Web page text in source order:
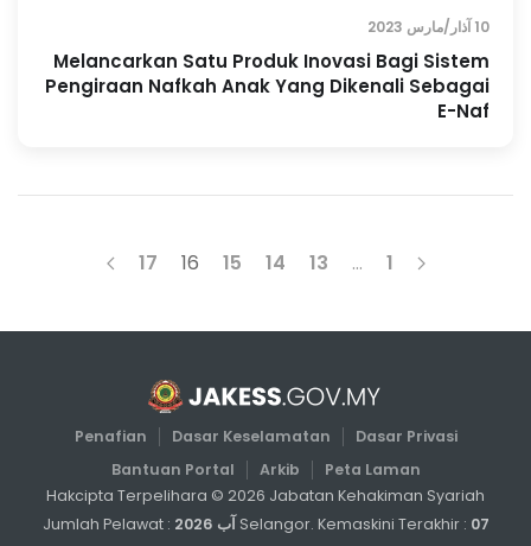
10 آذار/مارس 2023
Melancarkan Satu Produk Inovasi Bagi Sistem
Pengiraan Nafkah Anak Yang Dikenali Sebagai
E-Naf
1
…
13
14
15
16
17
Dasar Privasi
Dasar Keselamatan
Penafian
Peta Laman
Arkib
Bantuan Portal
Hakcipta Terpelihara © 2026 Jabatan Kehakiman Syariah
Selangor. Kemaskini Terakhir : 07 آب 2026